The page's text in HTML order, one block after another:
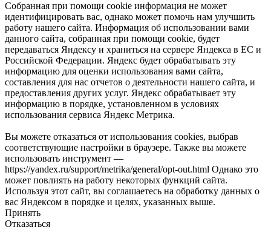
Собранная при помощи cookie информация не может
идентифицировать вас, однако может помочь нам улучшить
работу нашего сайта. Информация об использовании вами
данного сайта, собранная при помощи cookie, будет
передаваться Яндексу и храниться на сервере Яндекса в ЕС и
Российской Федерации. Яндекс будет обрабатывать эту
информацию для оценки использования вами сайта,
составления для нас отчетов о деятельности нашего сайта, и
предоставления других услуг. Яндекс обрабатывает эту
информацию в порядке, установленном в условиях
использования сервиса Яндекс Метрика.
Вы можете отказаться от использования cookies, выбрав
соответствующие настройки в браузере. Также вы можете
использовать инструмент —
https://yandex.ru/support/metrika/general/opt-out.html Однако это
может повлиять на работу некоторых функций сайта.
Используя этот сайт, вы соглашаетесь на обработку данных о
вас Яндексом в порядке и целях, указанных выше.
Принять
Отказаться